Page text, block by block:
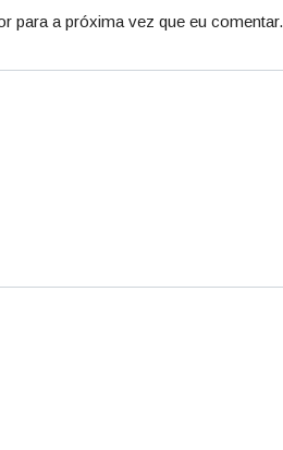
para a próxima vez que eu comentar.